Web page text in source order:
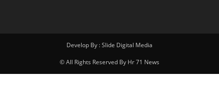
Develop By : Slide Digital Media
© All Rights Reserved By Hr 71 News